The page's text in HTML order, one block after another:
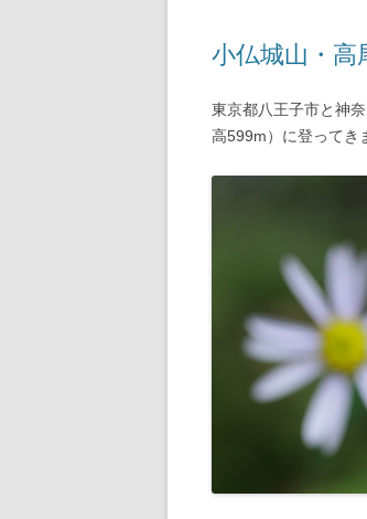
小仏城山・高
東京都八王子市と神
高599m）に登ってき